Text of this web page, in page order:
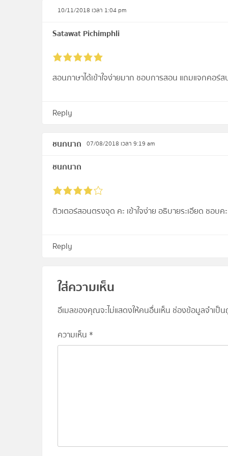
10/11/2018 เวลา 1:04 pm
Satawat Pichimphli
สอนภาษาได้เข้าใจง่ายมาก ชอบการสอน แถมแจกคอร์
Reply
ชนกนาถ 07/08/2018 เวลา 9:19 am
ชนกนาถ
ติวเตอร์สอนตรงจุด คะ เข้าใจง่าย อธิบายระเอียด ชอบค
Reply
ใส่ความเห็น
อีเมลของคุณจะไม่แสดงให้คนอื่นเห็น ช่องข้อมูลจำเป็
ความเห็น *